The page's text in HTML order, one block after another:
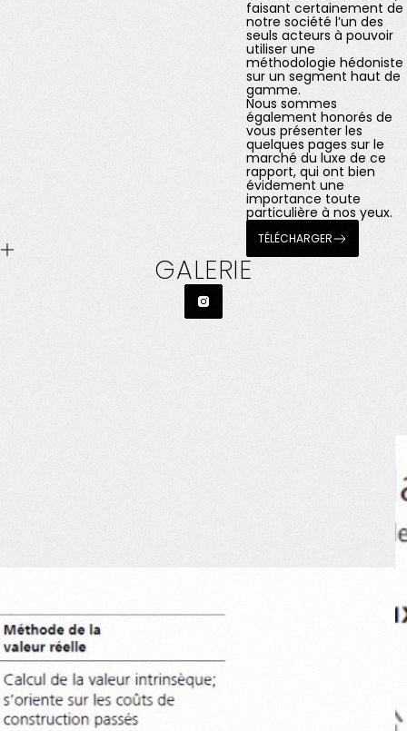
faisant certainement de
notre société l’un des
seuls acteurs à pouvoir
utiliser une
méthodologie hédoniste
sur un segment haut de
gamme.
Nous sommes
également honorés de
vous présenter les
quelques pages sur le
marché du luxe de ce
rapport, qui ont bien
évidement une
importance toute
particulière à nos yeux.
TÉLÉCHARGER
GALERIE